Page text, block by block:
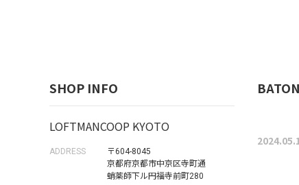
SHOP INFO
LOFTMANCOOP KYOTO
ADDRESS
〒604-8045
京都府京都市中京区寺町通
蛸薬師下ル円福寺前町280